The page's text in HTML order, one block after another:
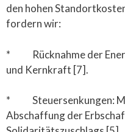
den hohen
fordern wir:
* Rücknahme der
und Kernkraft [7].
* Steuersenkungen:
Abschaffung der